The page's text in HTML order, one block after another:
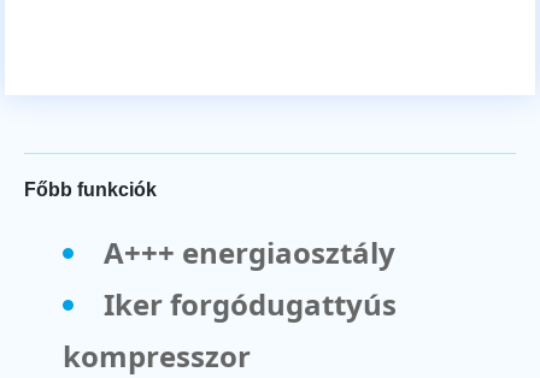
Főbb funkciók
A+++ energiaosztály
Iker forgódugattyús
kompresszor